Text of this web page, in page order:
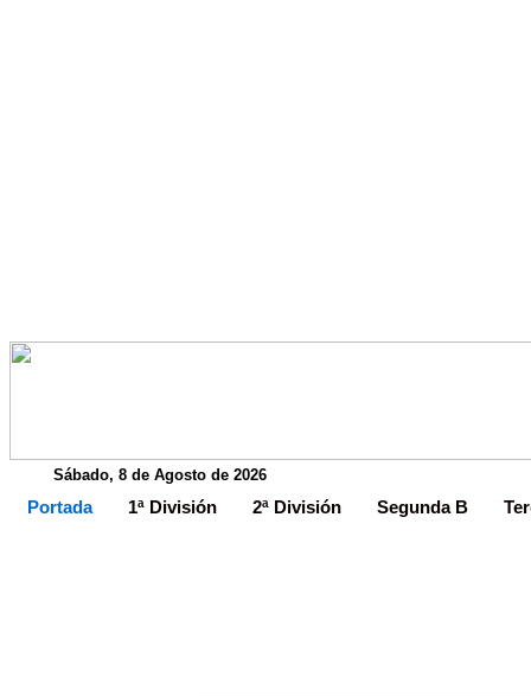
Sábado, 8 de Agosto de 2026
Portada 1ª División 2ª División Segunda B